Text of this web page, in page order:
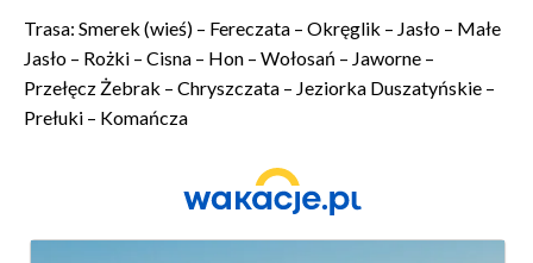
Trasa: Smerek (wieś) – Fereczata – Okręglik – Jasło – Małe
Jasło – Rożki – Cisna – Hon – Wołosań – Jaworne –
Przełęcz Żebrak – Chryszczata – Jeziorka Duszatyńskie –
Prełuki – Komańcza